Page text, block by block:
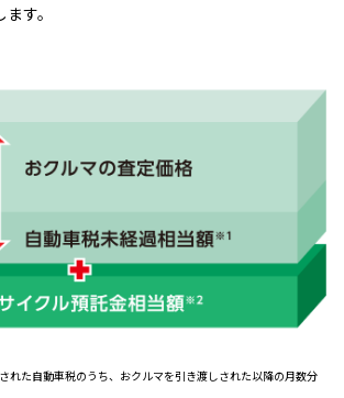
す。
れた自動車税のうち、おクルマを引き渡しされた以降の月数分